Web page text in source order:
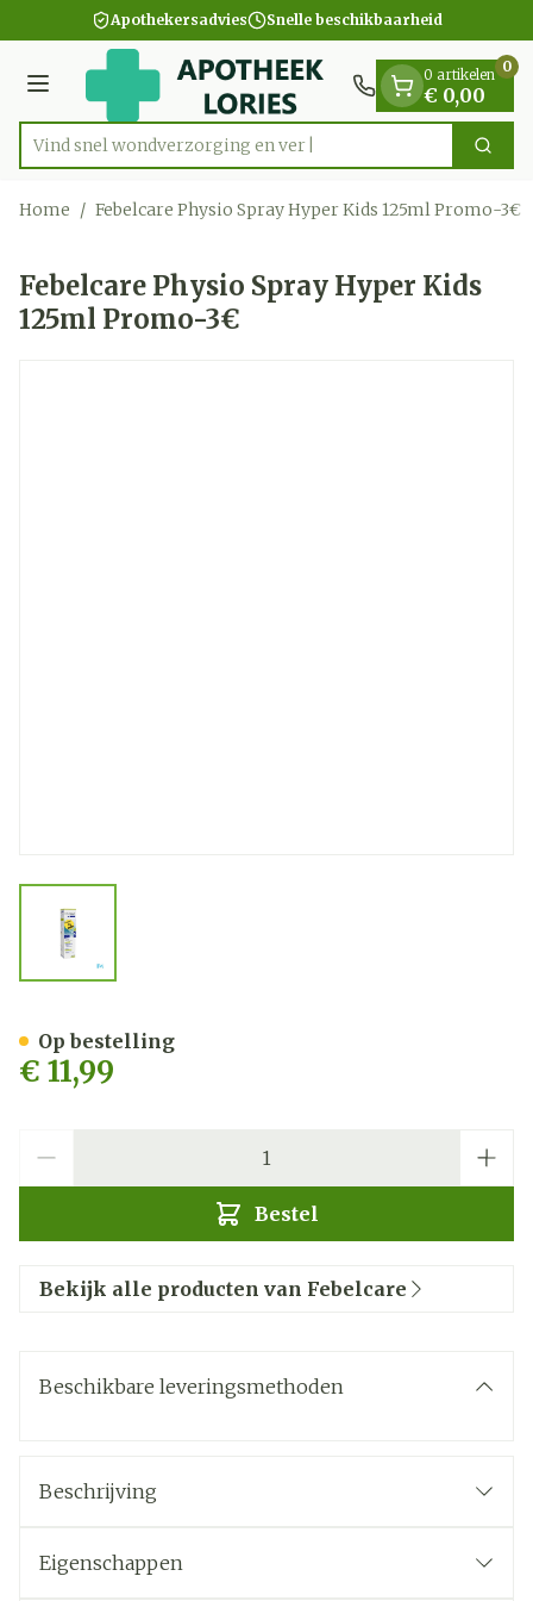
Ga naar de inhoudApothekersadvies Snelle beschikbaarheid
Menu
Product, merk, categorie...
Vind snel wondverzorgin Zoek
0 artikelen
€ 0,00
0
Home / Febelcare Physio Spray Hyper Kids 125ml Promo-3€
Febelcare Physio Spray Hyper Kids
125ml Promo-3€
€ 11,99
Bestel
Op bestelling
Bekijk alle producten van Febelcare
Beschikbare leveringsmethoden
Beschrijving
Eigenschappen